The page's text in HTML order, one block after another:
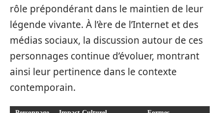
rôle prépondérant dans le maintien de leur
légende vivante. À l’ère de l’Internet et des
médias sociaux, la discussion autour de ces
personnages continue d’évoluer, montrant
ainsi leur pertinence dans le contexte
contemporain.